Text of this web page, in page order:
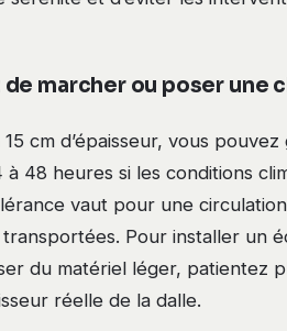
marcher ou poser une
cm d’épaisseur, vous
48 heures si les conditions
vaut pour une
Pour installer un
du matériel léger, patientez
réelle de la dalle.